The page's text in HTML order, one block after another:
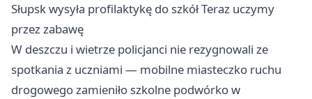
Słupsk wysyła profilaktykę do szkół Teraz uczymy
przez zabawę
W deszczu i wietrze policjanci nie rezygnowali ze
spotkania z uczniami — mobilne miasteczko ruchu
drogowego zamieniło szkolne podwórko w